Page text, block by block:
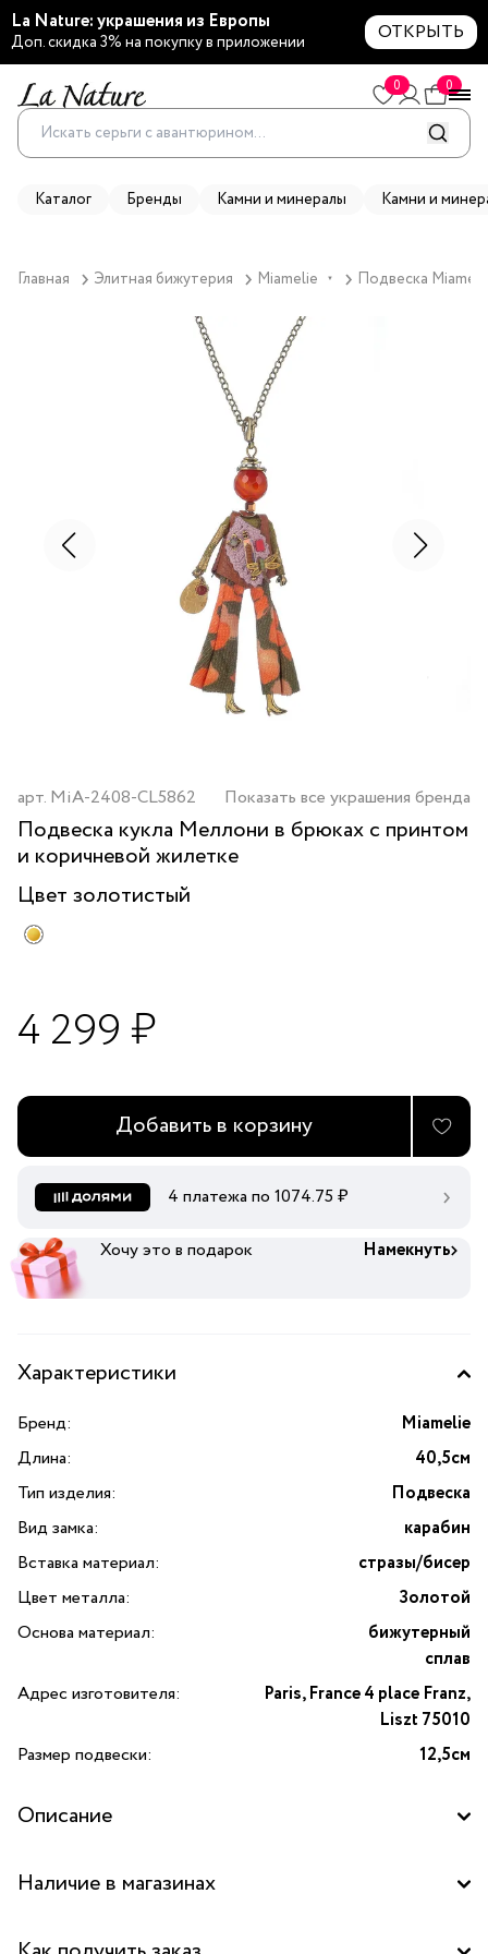
La Nature: украшения из Европы
Доп. скидка 3% на покупку в приложении ОТКРЫТЬ
0 0
Каталог Бренды Камни и минералы Камни и
Главная Элитная бижутерия Miamelie ▼ Подвеска
арт. MiA-2408-CL5862 Показать все украшения бренда
Подвеска кукла Меллони в брюках с принтом
и коричневой жилетке
Цвет золотистый
4 299 ₽
Добавить в корзину
4 платежа по 1074.75 ₽
Хочу это в подарок Намекнуть
Характеристики
Бренд:
Miamelie
Длина:
40,5см
Тип изделия:
Подвеска
Вид замка:
карабин
Вставка материал:
стразы/бисер
Цвет металла:
Золотой
Основа материал:
бижутерный
сплав
Адрес изготовителя:
Paris, France 4 place Franz,
Liszt 75010
Размер подвески:
12,5см
Описание
и коричневой жилетке» от французского бренда
друзьями, в кругу семьи, за чтением с кружкой горячего
Наличие в магазинах
Бутик "La Nature" в ТД "Дружба", Москва